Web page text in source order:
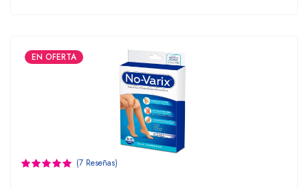
EN OFERTA
(7 Reseñas)